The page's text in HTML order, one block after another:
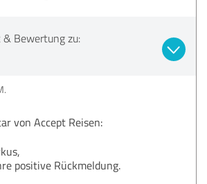
Bewertung zu:
von Accept Reisen:
positive Rückmeldung.